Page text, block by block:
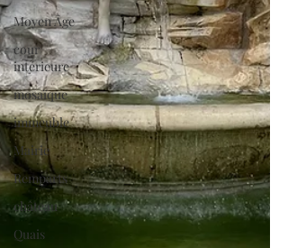
Moyen Âge
cour
intérieure
mosaïque
immeuble
Mairie
Remparts
château
Quais